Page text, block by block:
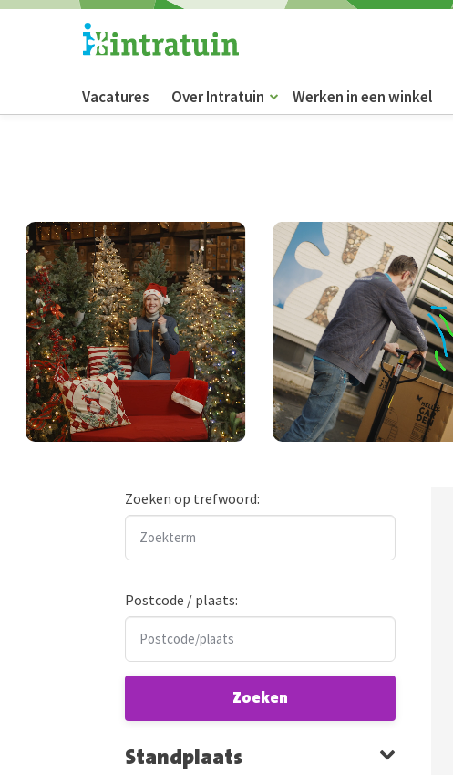
Vacatures Over Intratuin Werken in een winkel
Zoeken op trefwoord:
Postcode / plaats:
Zoeken
Standplaats